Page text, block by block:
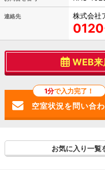
連絡先 株式会社
WEB来
1分で入力完了！
お気に入り一覧